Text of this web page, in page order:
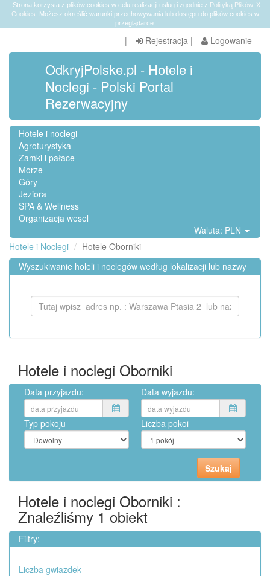
X
Strona korzysta z plików cookies w celu realizacji usług i zgodnie z Polityką Plików
Cookies . Możesz określić warunki przechowywania lub dostępu do plików cookies w
przeglądarce.
| Rejestracja | Logowanie
OdkryjPolske.pl - Hotele i
Noclegi - Polski Portal
Rezerwacyjny
Hotele i noclegi
Agroturystyka
Zamki i pałace
Morze
Góry
Jeziora
SPA & Wellness
Organizacja wesel
Waluta: PLN
Hotele i Noclegi
Hotele Oborniki
Wyszukiwanie holeli i noclegów według lokalizacji lub nazwy
Hotele i noclegi Oborniki
Data przyjazdu: Data wyjazdu:
Typ pokoju Liczba pokoi
Hotele i noclegi Oborniki :
Znaleźliśmy 1obiekt
Filtry:
Liczba gwiazdek